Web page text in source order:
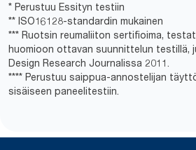
* Perustuu Essityn testiin
** ISO16128-standardin mukainen
*** Ruotsin reumaliiton sertifioima,
huomioon ottavan suunnittelun testillä,
Design Research Journalissa 2011.
**** Perustuu saippua-annostelijan
sisäiseen paneelitestiin.